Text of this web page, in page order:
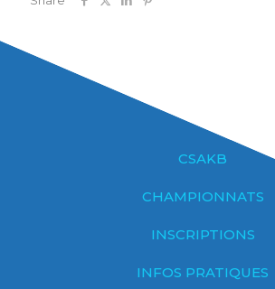
CSAKB
CHAMPIONNATS
INSCRIPTIONS
INFOS PRATIQUES